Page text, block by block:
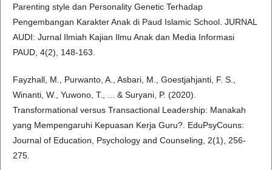
Parenting style dan Personality Genetic Terhadap
Pengembangan Karakter Anak di Paud Islamic School. JURNAL
AUDI: Jurnal Ilmiah Kajian Ilmu Anak dan Media Informasi
PAUD, 4(2), 148-163.
Fayzhall, M., Purwanto, A., Asbari, M., Goestjahjanti, F. S.,
Winanti, W., Yuwono, T., ... & Suryani, P. (2020).
Transformational versus Transactional Leadership: Manakah
yang Mempengaruhi Kepuasan Kerja Guru?. EduPsyCouns:
Journal of Education, Psychology and Counseling, 2(1), 256-
275.